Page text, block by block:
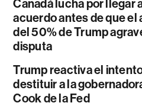
Canadá lucha por llegar
acuerdo antes de que el
del 50% de Trump
disputa
Trump reactiva el
destituir a la
Cook de la Fed